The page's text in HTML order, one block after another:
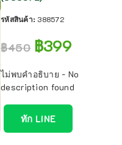
รหัสสินค้า: 388572
฿450 ฿399
ไม่พบคำอธิบาย - No
description found
ทัก LINE